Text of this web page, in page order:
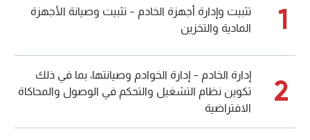
1
تثبيت وإدارة أجهزة الخادم - تثبيت وصيانة الأجهزة
المادية والتخزين
2
إدارة الخادم - إدارة الخوادم وصيانتها، بما في ذلك
تكوين نظام التشغيل والتحكم في الوصول والمحاكاة
الافتراضية